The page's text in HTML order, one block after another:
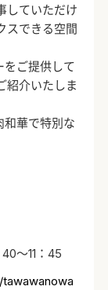
していただけ
スできる空間
ご提供して
紹介いたしま
華で特別な
～11：45